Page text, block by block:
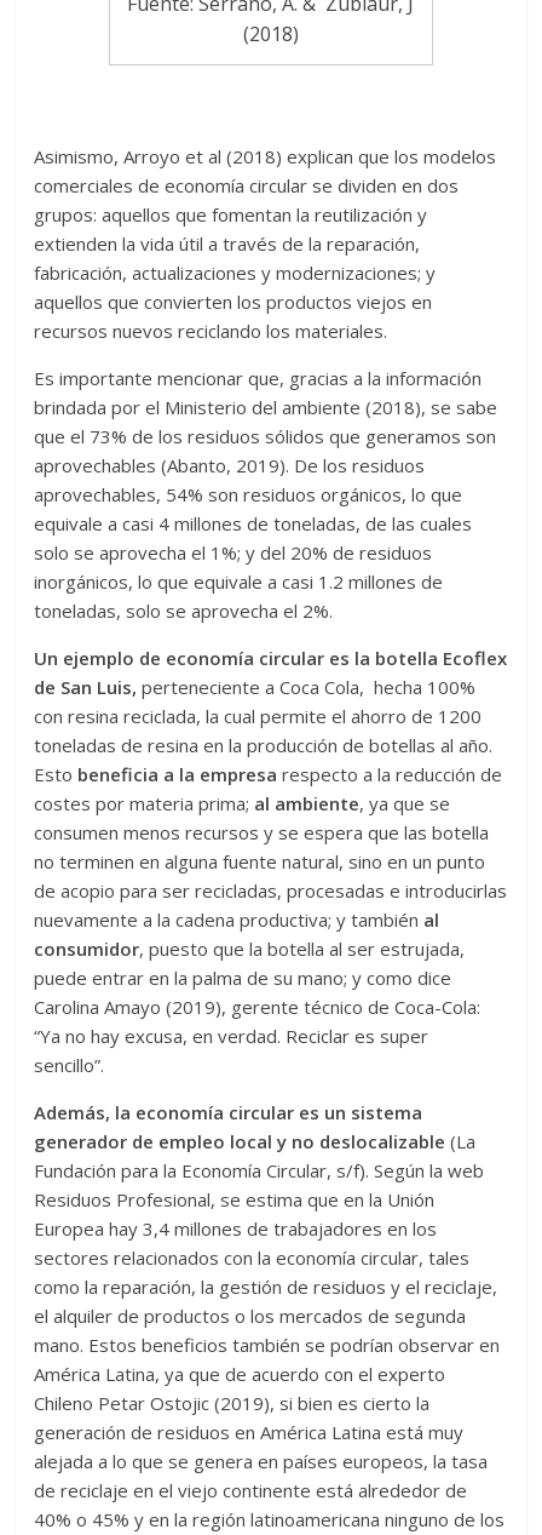
(2018)
Asimismo, Arroyo et al (2018) explican que los modelos
comerciales de economía circular se dividen en dos
grupos: aquellos que fomentan la reutilización y
extienden la vida útil a través de la reparación,
fabricación, actualizaciones y modernizaciones; y
aquellos que convierten los productos viejos en
recursos nuevos reciclando los materiales.
Es importante mencionar que, gracias a la información
brindada por el Ministerio del ambiente (2018), se sabe
que el 73% de los residuos sólidos que generamos son
aprovechables (Abanto, 2019). De los residuos
aprovechables, 54% son residuos orgánicos, lo que
equivale a casi 4 millones de toneladas, de las cuales
solo se aprovecha el 1%; y del 20% de residuos
inorgánicos, lo que equivale a casi 1.2 millones de
toneladas, solo se aprovecha el 2%.
Un ejemplo de economía circular es la botella Ecoflex
de San Luis, perteneciente a Coca Cola, hecha 100%
con resina reciclada, la cual permite el ahorro de 1200
toneladas de resina en la producción de botellas al año.
Esto beneficia a la empresarespecto a la reducción de
costes por materia prima; al ambiente, ya que se
consumen menos recursos y se espera que las botella
no terminen en alguna fuente natural, sino en un punto
de acopio para ser recicladas, procesadas e introducirlas
nuevamente a la cadena productiva; y también al
consumidor, puesto que la botella al ser estrujada,
puede entrar en la palma de su mano; y como dice
Carolina Amayo (2019), gerente técnico de Coca-Cola:
“Ya no hay excusa, en verdad. Reciclar es super
sencillo”.
Además, la economía circular es un sistema
generador de empleo local y no deslocalizable (La
Fundación para la Economía Circular, s/f). Según la web
Residuos Profesional, se estima que en la Unión
Europea hay 3,4 millones de trabajadores en los
sectores relacionados con la economía circular, tales
como la reparación, la gestión de residuos y el reciclaje,
el alquiler de productos o los mercados de segunda
mano. Estos beneficios también se podrían observar en
América Latina, ya que de acuerdo con el experto
Chileno Petar Ostojic (2019), si bien es cierto la
generación de residuos en América Latina está muy
alejada a lo que se genera en países europeos, la tasa
de reciclaje en el viejo continente está alrededor de
40% o 45% y en la región latinoamericana ninguno de los